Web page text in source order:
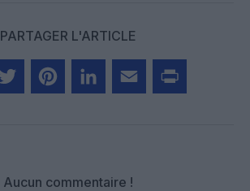
PARTAGER L'ARTICLE
Aucun commentaire !